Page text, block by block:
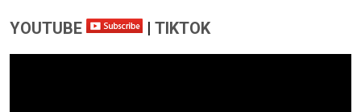
YOUTUBE | TIKTOK